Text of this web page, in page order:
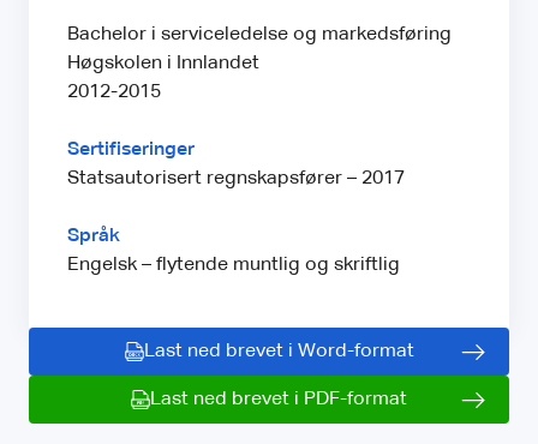
Bachelor i serviceledelse og markedsføring
Høgskolen i Innlandet
2012-2015
Sertifiseringer
Statsautorisert regnskapsfører – 2017
Språk
Engelsk – flytende muntlig og skriftlig
Last ned brevet i Word-format
Last ned brevet i PDF-format